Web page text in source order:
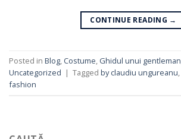
CONTINUE READING →
Posted in Blog, Costume, Ghidul unui gentleman
Uncategorized | Tagged by claudiu ungureanu,
fashion